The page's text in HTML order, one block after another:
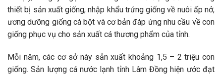
thiết bị sản xuất giống, nhập khẩu trứng giống về nuôi ấp nở,
ương dưỡng giống cá bột và cơ bản đáp ứng nhu cầu về con
giống phục vụ cho sản xuất cá thương phẩm của tỉnh.
Mỗi năm, các cơ sở này sản xuất khoảng 1,5 – 2 triệu con
giống. Sản lượng cá nước lạnh tỉnh Lâm Đồng hiện ước đạt